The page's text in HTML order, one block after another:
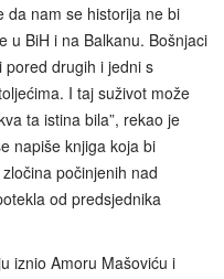
da nam se historija ne bi
u BiH i na Balkanu. Bošnjaci
pored drugih i jedni s
I taj suživot može
ta istina bila”, rekao je
napiše knjiga koja bi
počinjenih nad
od predsjednika
iznio Amoru Mašoviću i